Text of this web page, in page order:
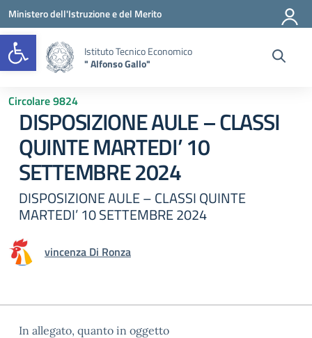
Open toolbar
Vai ai contenuti
Vai al menu di navigazione
Vai al footer
Ministero dell'Istruzione e del Merito
Istituto Tecnico Economico
" Alfonso Gallo"
Circolare 9824
DISPOSIZIONE AULE – CLASSI
QUINTE MARTEDI’ 10
SETTEMBRE 2024
DISPOSIZIONE AULE – CLASSI QUINTE
MARTEDI’ 10 SETTEMBRE 2024
vincenza Di Ronza
In allegato, quanto in oggetto